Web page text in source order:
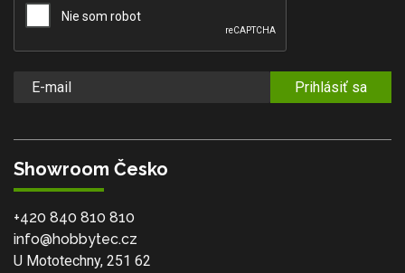
Prihlásiť sa
Showroom Česko
+420 840 810 810
info@hobbytec.cz
U Mototechny, 251 62